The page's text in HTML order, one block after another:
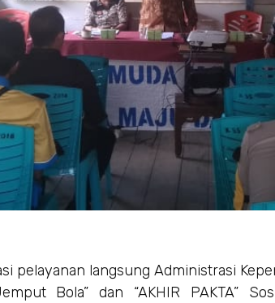
pelayanan langsung Administrasi
Bola” dan “AKHIR PAKTA”